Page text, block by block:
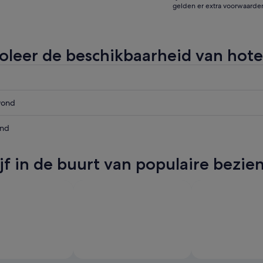
gelden er extra
de beschikbaarheid van
in de buurt van populaire